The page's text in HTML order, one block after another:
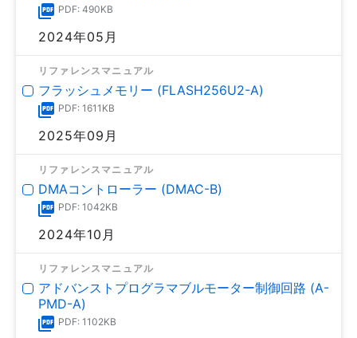
PDF: 490KB
2024年05月
リファレンスマニュアル
フラッシュメモリー (FLASH256U2-A)
PDF: 1611KB
2025年09月
リファレンスマニュアル
DMAコントローラー (DMAC-B)
PDF: 1042KB
2024年10月
リファレンスマニュアル
アドバンストプログラマブルモーター制御回路 (A-
PMD-A)
PDF: 1102KB